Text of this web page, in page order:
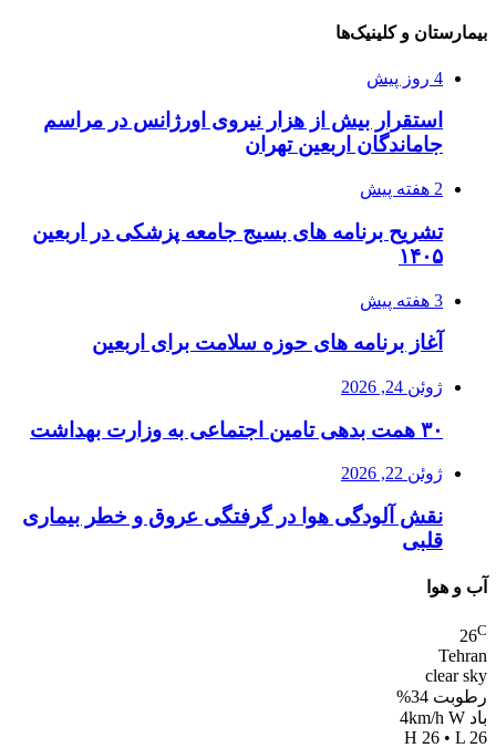
بیمارستان و کلینیک‌ها
4 روز پیش
استقرار بیش از هزار نیروی اورژانس در مراسم
جاماندگان اربعین تهران
2 هفته پیش
تشریح برنامه های بسیج جامعه پزشکی در اربعین
۱۴۰۵
3 هفته پیش
آغاز برنامه های حوزه سلامت برای اربعین
ژوئن 24, 2026
۳۰ همت بدهی تامین اجتماعی به وزارت بهداشت
ژوئن 22, 2026
نقش آلودگی هوا در گرفتگی عروق و خطر بیماری
قلبی
آب و هوا
26C
Tehran
clear sky
رطوبت 34%
باد 4km/h W
H 26 • L 26